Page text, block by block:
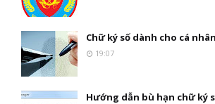
Chữ ký số dành cho cá nhân
19:07
Hướng dẫn bù hạn chữ ký